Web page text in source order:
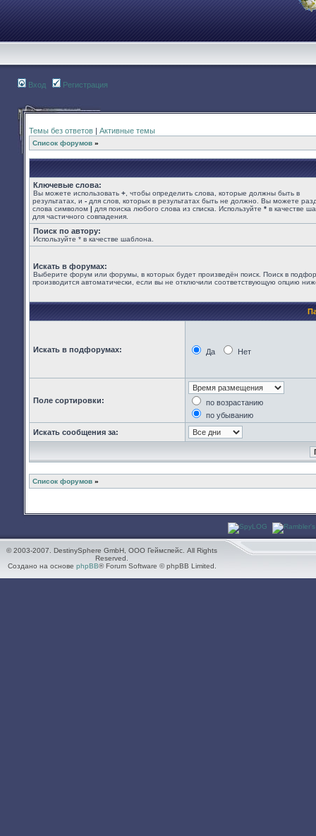
Вход Регистрация
Темы без ответов | Активные темы
Список форумов »
Ключевые слова:
Вы можете использовать + , чтобы определить слова, которые должны быть в
результатах, и - для слов, которых в результатах быть не должно. Вы можете
слова символом | для поиска любого слова из списка. Используйте * в качестве
для частичного совпадения.
Поиск по автору:
Используйте * в качестве шаблона.
Искать в форумах:
Выберите форум или форумы, в которых будет произведён поиск. Поиск в
производится автоматически, если вы не отключили соответствующую опцию
Искать в подфорумах: Да Нет
Поле сортировки:
по возрастанию
по убыванию
Искать сообщения за:
Список форумов »
© 2003-2007. DestinySphere GmbH, ООО Геймспейс. All Rights
Reserved.
Создано на основе phpBB® Forum Software © phpBB Limited.